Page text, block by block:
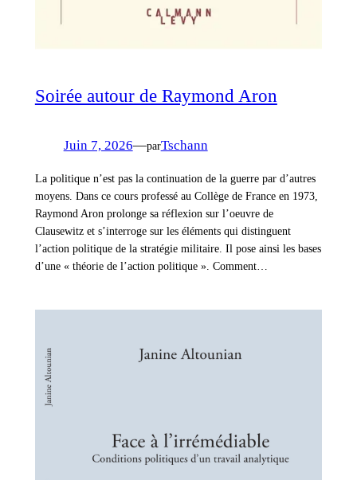
Soirée autour de Raymond Aron
Juin 7, 2026—parTschann
La politique n’est pas la continuation de la guerre par d’autres
moyens. Dans ce cours professé au Collège de France en 1973,
Raymond Aron prolonge sa réflexion sur l’oeuvre de
Clausewitz et s’interroge sur les éléments qui distinguent
l’action politique de la stratégie militaire. Il pose ainsi les bases
d’une « théorie de l’action politique ». Comment…